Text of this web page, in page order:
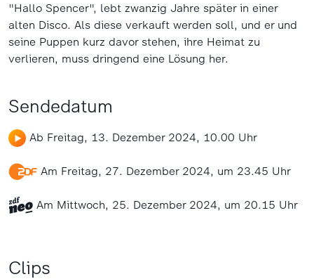
"Hallo Spencer", lebt zwanzig Jahre später in einer
alten Disco. Als diese verkauft werden soll, und er und
seine Puppen kurz davor stehen, ihre Heimat zu
verlieren, muss dringend eine Lösung her.
Sendedatum
Ab Freitag, 13. Dezember 2024, 10.00 Uhr
Am Freitag, 27. Dezember 2024, um 23.45 Uhr
Am Mittwoch, 25. Dezember 2024, um 20.15 Uhr
Clips